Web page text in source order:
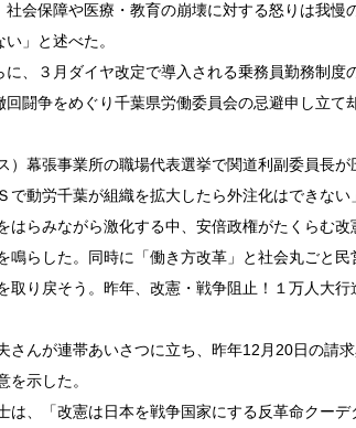
社会保障や医療・教育の崩壊に対する怒りは我慢
い」と述べた。
、３月ダイヤ改定で導入される乗務員勤務制度
回闘争をめぐり千葉県労働委員会の忌避申し立て
幕張事業所の職場代表選挙で関道利副委員長
動労千葉が組織を拡大したら外注化はできない
らみながら激化する中、安倍政権がたくらむ
鳴らした。同時に「働き方改革」と社会丸ごと
り戻そう。昨年、改憲・戦争阻止！１万人大行
んが連帯あいさつに立ち、昨年12月20日の請
示した。
、「改憲は日本を戦争国家にする反革命クー